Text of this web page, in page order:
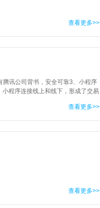
查看更多>>
腾讯公司背书，安全可靠3、小程序
程序连接线上和线下，形成了交易
查看更多>>
查看更多>>